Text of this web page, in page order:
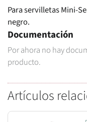
Para servilletas Mini-
negro.
Documentación
Por ahora no hay
producto.
Artículos